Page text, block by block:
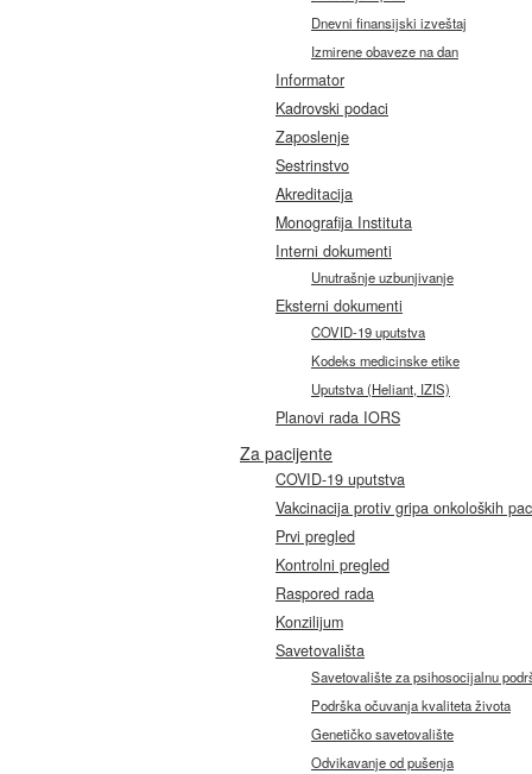
Dnevni finansijski izveštaj
Izmirene obaveze na dan
Informator
Kadrovski podaci
Zaposlenje
Sestrinstvo
Akreditacija
Monografija Instituta
Interni dokumenti
Unutrašnje uzbunjivanje
Eksterni dokumenti
COVID-19 uputstva
Kodeks medicinske etike
Uputstva (Heliant, IZIS)
Planovi rada IORS
Za pacijente
COVID-19 uputstva
Vakcinacija protiv gripa onkoloških
Prvi pregled
Kontrolni pregled
Raspored rada
Konzilijum
Savetovališta
Savetovalište za psihosocijalnu
Podrška očuvanja kvaliteta života
Genetičko savetovalište
Odvikavanje od pušenja